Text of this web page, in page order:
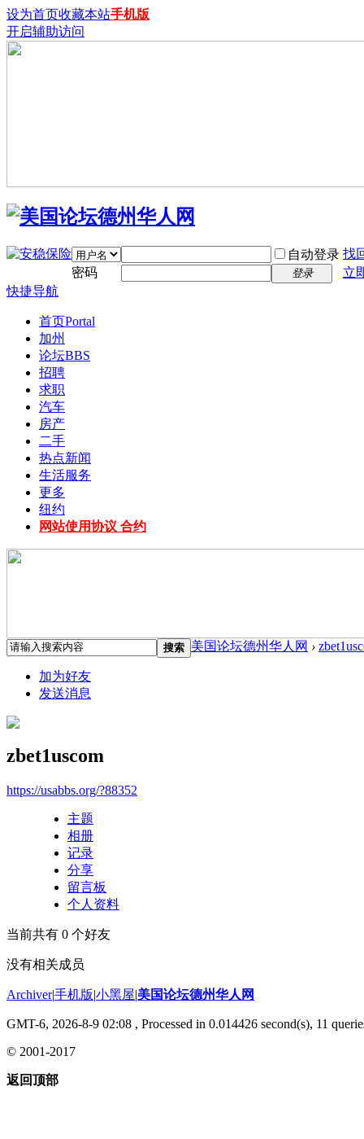
设为首页收藏本站手机版
开启辅助访问
自动登录 找
密码
登录
立
快捷导航
首页Portal
加州
论坛BBS
招聘
求职
汽车
房产
二手
热点新闻
生活服务
更多
纽约
网站使用协议 合约
搜索 美国论坛德州华人网 ›
加为好友
发送消息
zbet1uscom
https://usabbs.org/?88352
主题
相册
记录
分享
留言板
个人资料
当前共有 0 个好友
没有相关成员
Archiver|手机版|小黑屋|美国论坛德州华人网
GMT-6, 2026-8-9 02:08 , Processed in 0.014426 second(s), 11
© 2001-2017
返回顶部